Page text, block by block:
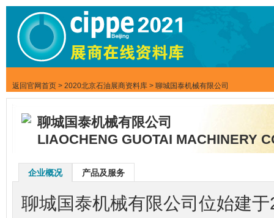
返回官网首页 > 2020北京石油展商资料库 > 聊城国泰机械有限公司
聊城国泰机械有限公司
LIAOCHENG GUOTAI MACHINERY
企业概况 产品及服务
聊城国泰机械有限公司位始建